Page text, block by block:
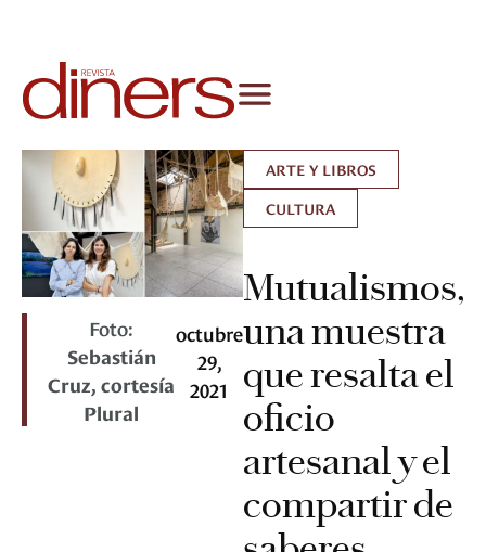
Foto:
Sebastián
Cruz, cortesía
Plural
octubre
29,
2021
ARTE Y LIBROS
CULTURA
Mutualismos,
una muestra
que resalta el
oficio
artesanal y el
compartir de